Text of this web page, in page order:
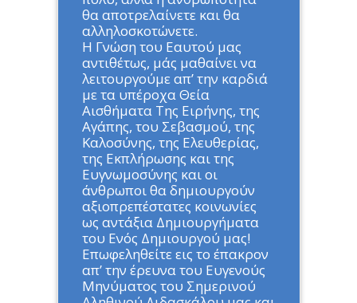
θα αποτρελαίνετε και θα
αλληλοσκοτώνετε.
Η Γνώση του Εαυτού μας
αντιθέτως, μάς μαθαίνει να
λειτουργούμε απ’ την καρδιά
με τα υπέροχα Θεία
Αισθήματα Της Ειρήνης, της
Αγάπης, του Σεβασμού, της
Καλοσύνης, της Ελευθερίας,
της Εκπλήρωσης και της
Ευγνωμοσύνης και οι
άνθρωποι θα δημιουργούν
αξιοπρεπέστατες κοινωνίες
ως αντάξια Δημιουργήματα
του Ενός Δημιουργού μας!
Επωφεληθείτε εις το έπακρον
απ’ την έρευνα του Ευγενούς
Μηνύματος του Σημερινού